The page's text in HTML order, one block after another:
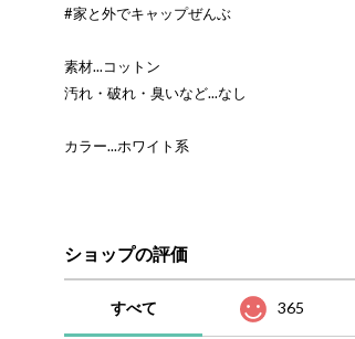
#家と外でキャップぜんぶ
素材...コットン
汚れ・破れ・臭いなど...なし
カラー...ホワイト系
ショップの評価
すべて 365